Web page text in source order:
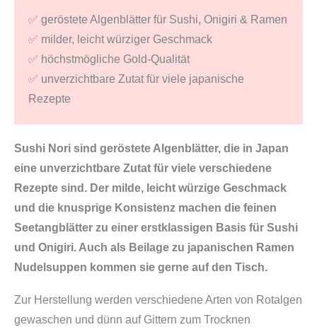
✅ geröstete Algenblätter für Sushi, Onigiri & Ramen
✅ milder, leicht würziger Geschmack
✅ höchstmögliche Gold-Qualität
✅ unverzichtbare Zutat für viele japanische
Rezepte
Sushi Nori sind geröstete Algenblätter, die in Japan
eine unverzichtbare Zutat für viele verschiedene
Rezepte sind. Der milde, leicht würzige Geschmack
und die knusprige Konsistenz machen die feinen
Seetangblätter zu einer erstklassigen Basis für Sushi
und Onigiri. Auch als Beilage zu japanischen Ramen
Nudelsuppen kommen sie gerne auf den Tisch.
Zur Herstellung werden verschiedene Arten von Rotalgen
gewaschen und dünn auf Gittern zum Trocknen